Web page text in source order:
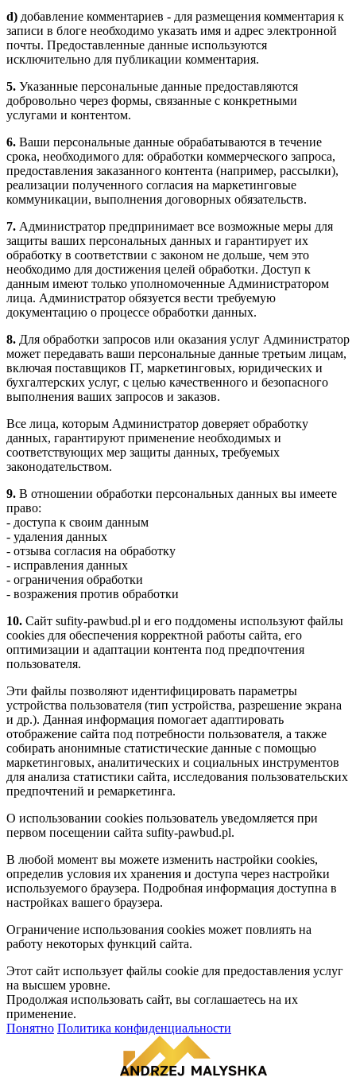
d) добавление комментариев - для размещения комментария к
записи в блоге необходимо указать имя и адрес электронной
почты. Предоставленные данные используются
исключительно для публикации комментария.
5. Указанные персональные данные предоставляются
добровольно через формы, связанные с конкретными
услугами и контентом.
6. Ваши персональные данные обрабатываются в течение
срока, необходимого для: обработки коммерческого запроса,
предоставления заказанного контента (например, рассылки),
реализации полученного согласия на маркетинговые
коммуникации, выполнения договорных обязательств.
7. Администратор предпринимает все возможные меры для
защиты ваших персональных данных и гарантирует их
обработку в соответствии с законом не дольше, чем это
необходимо для достижения целей обработки. Доступ к
данным имеют только уполномоченные Администратором
лица. Администратор обязуется вести требуемую
документацию о процессе обработки данных.
8. Для обработки запросов или оказания услуг Администратор
может передавать ваши персональные данные третьим лицам,
включая поставщиков IT, маркетинговых, юридических и
бухгалтерских услуг, с целью качественного и безопасного
выполнения ваших запросов и заказов.
Все лица, которым Администратор доверяет обработку
данных, гарантируют применение необходимых и
соответствующих мер защиты данных, требуемых
законодательством.
9. В отношении обработки персональных данных вы имеете
право:
- доступа к своим данным
- удаления данных
- отзыва согласия на обработку
- исправления данных
- ограничения обработки
- возражения против обработки
10. Сайт sufity-pawbud.pl и его поддомены используют файлы
cookies для обеспечения корректной работы сайта, его
оптимизации и адаптации контента под предпочтения
пользователя.
Эти файлы позволяют идентифицировать параметры
устройства пользователя (тип устройства, разрешение экрана
и др.). Данная информация помогает адаптировать
отображение сайта под потребности пользователя, а также
собирать анонимные статистические данные с помощью
маркетинговых, аналитических и социальных инструментов
для анализа статистики сайта, исследования пользовательских
предпочтений и ремаркетинга.
О использовании cookies пользователь уведомляется при
первом посещении сайта sufity-pawbud.pl.
В любой момент вы можете изменить настройки cookies,
определив условия их хранения и доступа через настройки
используемого браузера. Подробная информация доступна в
настройках вашего браузера.
Ограничение использования cookies может повлиять на
работу некоторых функций сайта.
Этот сайт использует файлы cookie для предоставления услуг
на высшем уровне.
Продолжая использовать сайт, вы соглашаетесь на их
применение.
Понятно Политика конфиденциальности